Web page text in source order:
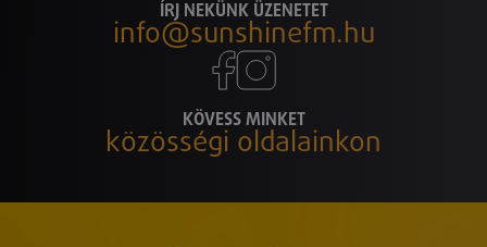
ÍRJ NEKÜNK ÜZENETET
info@sunshinefm.hu
KÖVESS MINKET
közösségi oldalainkon